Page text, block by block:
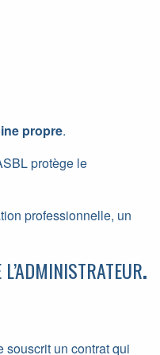
propre.
protège le
professionnelle, un
.
souscrit un contrat qui